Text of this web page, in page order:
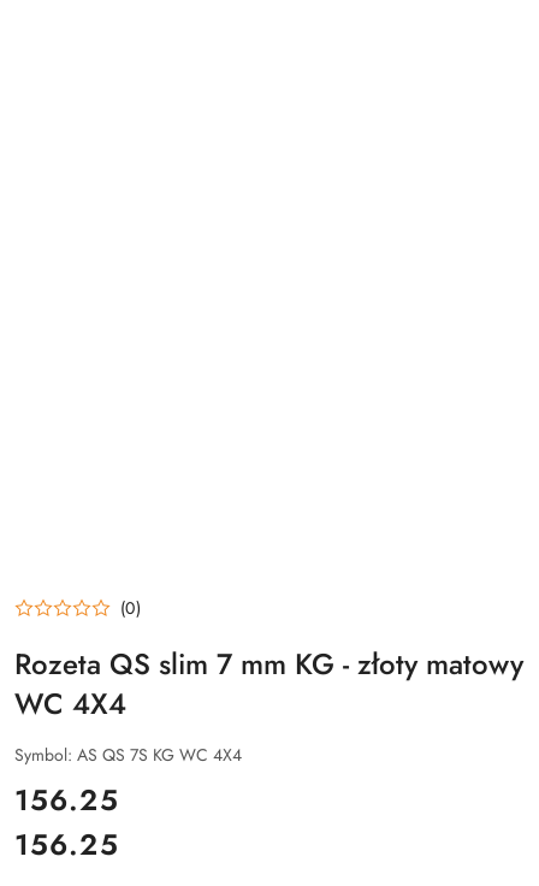
(0)
Rozeta QS slim 7 mm KG - złoty matowy
WC 4X4
Symbol: AS QS 7S KG WC 4X4
cena:
156.25
Cena:
156.25